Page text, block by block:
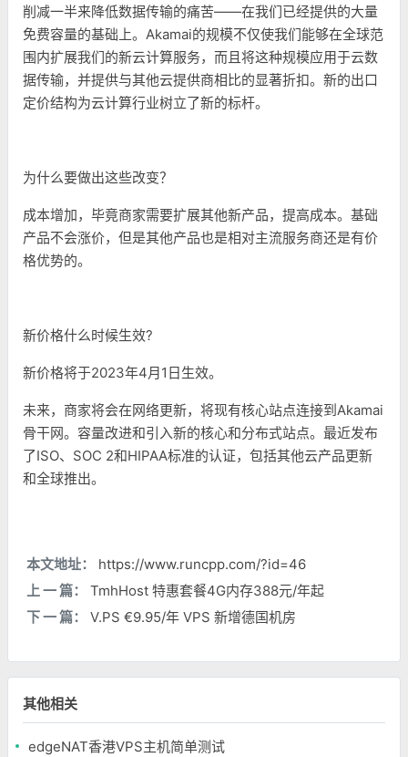
削减一半来降低数据传输的痛苦——在我们已经提供的大量
免费容量的基础上。Akamai的规模不仅使我们能够在全球范
围内扩展我们的新云计算服务，而且将这种规模应用于云数
据传输，并提供与其他云提供商相比的显著折扣。新的出口
定价结构为云计算行业树立了新的标杆。
为什么要做出这些改变？
成本增加，毕竟商家需要扩展其他新产品，提高成本。基础
产品不会涨价，但是其他产品也是相对主流服务商还是有价
格优势的。
新价格什么时候生效?
新价格将于2023年4月1日生效。
未来，商家将会在网络更新，将现有核心站点连接到Akamai
骨干网。容量改进和引入新的核心和分布式站点。最近发布
了ISO、SOC 2和HIPAA标准的认证，包括其他云产品更新
和全球推出。
本文地址：
https://www.runcpp.com/?id=46
上 一 篇：
TmhHost 特惠套餐4G内存388元/年起
下 一 篇：
V.PS €9.95/年 VPS 新增德国机房
其他相关
edgeNAT香港VPS主机简单测试